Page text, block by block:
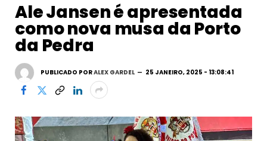
Ale Jansen é apresentada
como nova musa da Porto
da Pedra
PUBLICADO PORALEX GARDEL 25 JANEIRO, 2025 - 13:08:41